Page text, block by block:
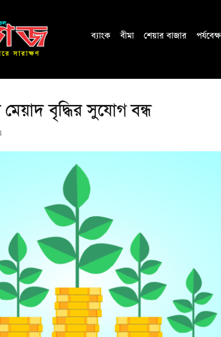
ব্যাংক বীমা শেয়ার বাজার
বৃদ্ধির সুযোগ বন্ধ